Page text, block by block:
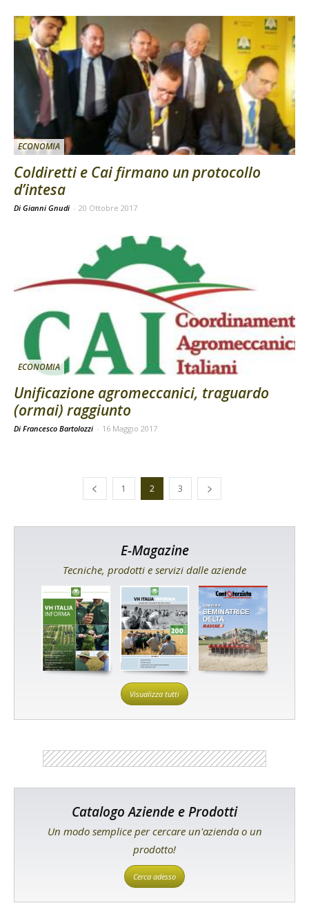
ECONOMIA
Coldiretti e Cai firmano un protocollo
d’intesa
Di Gianni Gnudi - 20 Ottobre 2017
ECONOMIA
Unificazione agromeccanici, traguardo
(ormai) raggiunto
Di Francesco Bartolozzi - 16 Maggio 2017
1 2 3
E-Magazine
Tecniche, prodotti e servizi dalle aziende
Visualizza tutti
Catalogo Aziende e Prodotti
Un modo semplice per cercare un'azienda o un
prodotto!
Cerca adesso